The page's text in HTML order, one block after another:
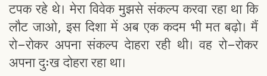
टपक रहे थे। मेरा विवेक मुझसे संकल्प करवा रहा था कि
लौट जाओ, इस दिशा में अब एक कदम भी मत बढ़ो। मैं
रो-रोकर अपना संकल्प देाहरा रही थी। वह रो-रोकर
अपना दुःख दोहरा रहा था।